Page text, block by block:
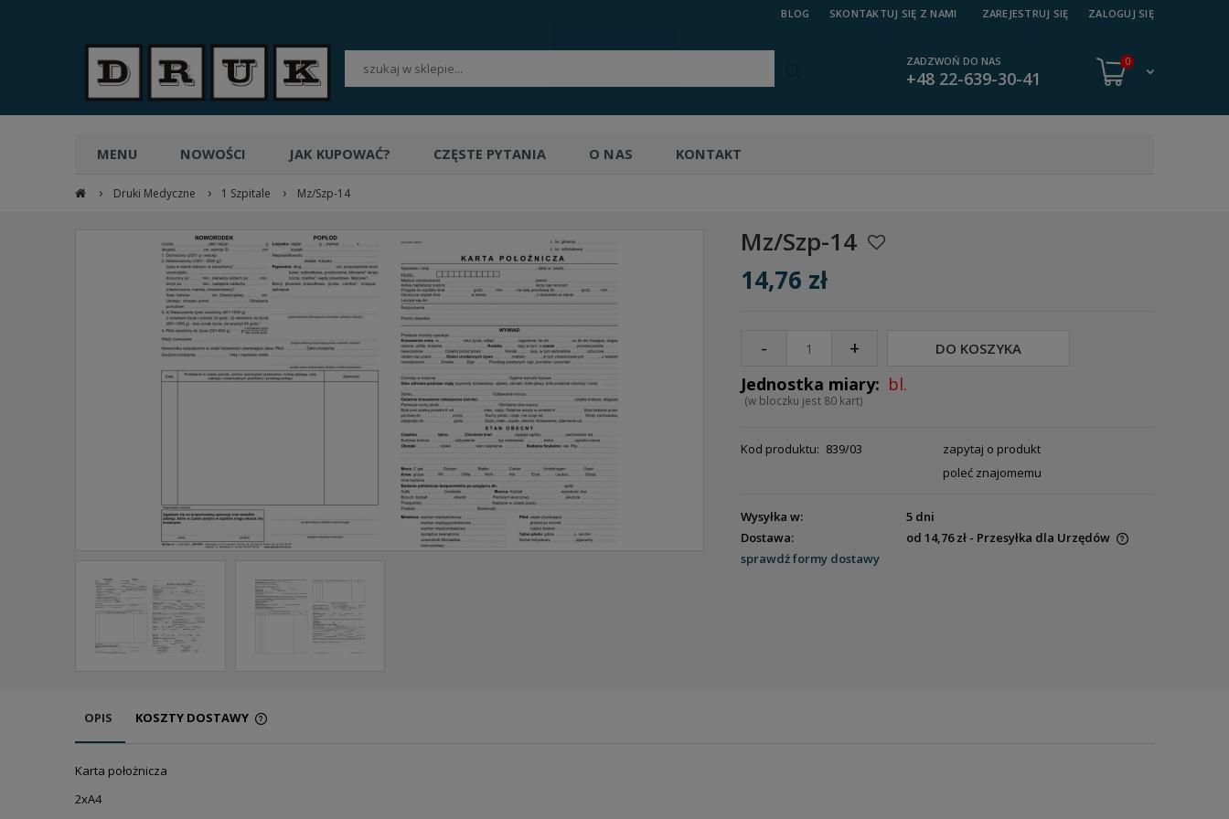
ZAREJESTRUJ SIĘ ZALOGUJ SIĘ
BLOG SKONTAKTUJ SIĘ Z NAMI
ZADZWOŃ DO NAS
+48 22-639-30-41
0
MENU NOWOŚCI JAK KUPOWAĆ? CZĘSTE PYTANIA O NAS KONTAKT
› Druki Medyczne › 1 Szpitale › Mz/Szp-14
Mz/Szp-14
14,76 zł
- +
bl.
(w bloczku jest 80 kart)
DO KOSZYKA
Kod produktu: 839/03
zapytaj o produkt
poleć znajomemu
Wysyłka w:
5 dni
Dostawa:
od 14,76 zł - Przesyłka dla Urzędów
sprawdź formy dostawy
OPIS KOSZTY DOSTAWY
Karta położnicza
2xA4